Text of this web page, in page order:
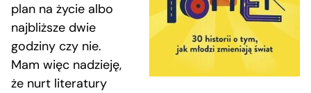
plan na życie albo
najbliższe dwie
godziny czy nie.
Mam więc nadzieję,
że nurt literatury